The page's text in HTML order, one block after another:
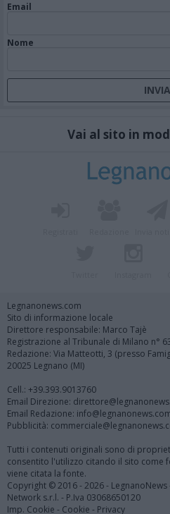
Email
Nome
Vai al sito in
Legnanonews.com
Sito di informazione locale
Direttore responsabile: Marco Tajè
Registrazione al Tribunale di Milano n°
Redazione: Via Matteotti, 3 (presso
20025 Legnano (MI)
Cell.: +39.393.9013760
Email Direzione:
Email Redazione:
Pubblicità:
Tutti i contenuti originali sono di
consentito l'utilizzo citando il sito come
viene citata la fonte.
Copyright © 2016 - 2026 -
Network s.r.l. - P.Iva 03068650120
Imp. Cookie - Cookie - Privacy